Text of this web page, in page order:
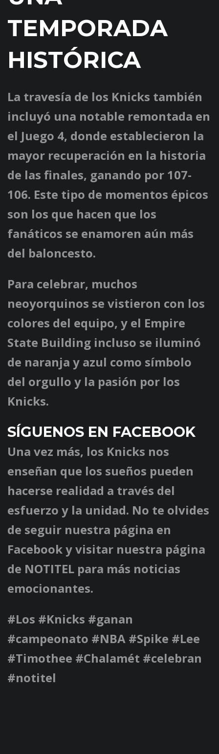
TEMPORADA
HISTÓRICA
La travesía de los Knicks también
incluyó una notable remontada en
el Juego 4, donde establecieron la
mayor recuperación en la historia
de las finales, ganando por 107-
106. Este tipo de momentos épicos
son los que hacen que los
fanáticos se enamoren aún más
del baloncesto.
Para celebrar, muchos
neoyorquinos se vistieron con los
colores del equipo, y el Empire
State Building incluso se iluminó
de naranja y azul como símbolo
del orgullo y la pasión por los
Knicks.
SÍGUENOS EN FACEBOOK
Una vez más, los Knicks nos
enseñan que los sueños pueden
hacerse realidad a través del
esfuerzo y la unidad. No te olvides
de seguir nuestra página en
Facebook y visitar nuestra página
de NOTITEL para más noticias
emocionantes.
#Los #Knicks #ganan
#campeonato #NBA #Spike #Lee
#Timothee #Chalamét #celebran
#notitel